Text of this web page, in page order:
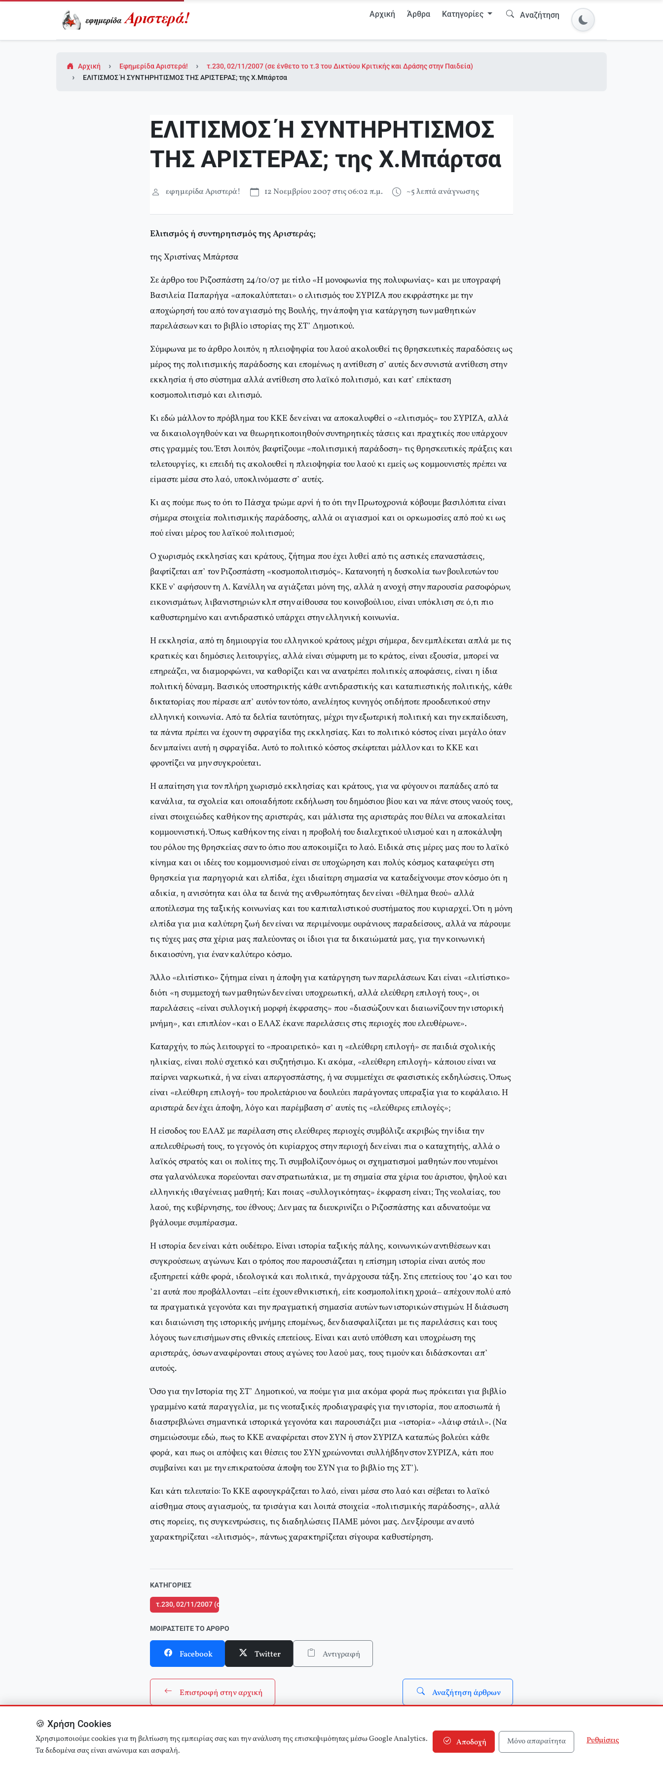
Αρχική Άρθρα Κατηγορίες Αναζήτηση
Αρχική Εφημερίδα Αριστερά!
τ.230, 02/11/2007 (σε ένθετο το τ.3 του Δικτύου Κριτικής και Δράσης στην Παιδεία)
ΕΛΙΤΙΣΜΟΣ Ή ΣΥΝΤΗΡΗΤΙΣΜΟΣ ΤΗΣ ΑΡΙΣΤΕΡΑΣ; της Χ.Μπάρτσα
ΕΛΙΤΙΣΜΟΣ Ή ΣΥΝΤΗΡΗΤΙΣΜΟΣ
ΤΗΣ ΑΡΙΣΤΕΡΑΣ; της Χ.Μπάρτσα
εφημερίδα Αριστερά! 12 Νοεμβρίου 2007 στις 06:02 π.μ. ~5 λεπτά ανάγνωσης
Ελιτισμός ή συντηρητισμός της Αριστεράς;
της Χριστίνας Μπάρτσα
Σε άρθρο του Ριζοσπάστη 24/10/07 με τίτλο «Η μονοφωνία της πολυφωνίας» και με υπογραφή
Βασιλεία Παπαρήγα «αποκαλύπτεται» ο ελιτισμός του ΣΥΡΙΖΑ που εκφράστηκε με την
αποχώρησή του από τον αγιασμό της Βουλής, την άποψη για κατάργηση των μαθητικών
παρελάσεων και το βιβλίο ιστορίας της ΣΤ’ Δημοτικού.
Σύμφωνα με το άρθρο λοιπόν, η πλειοψηφία του λαού ακολουθεί τις θρησκευτικές παραδόσεις ως
μέρος της πολιτισμικής παράδοσης και επομένως η αντίθεση σ’ αυτές δεν συνιστά αντίθεση στην
εκκλησία ή στο σύστημα αλλά αντίθεση στο λαϊκό πολιτισμό, και κατ’ επέκταση
κοσμοπολιτισμό και ελιτισμό.
Κι εδώ μάλλον το πρόβλημα του ΚΚΕ δεν είναι να αποκαλυφθεί ο «ελιτισμός» του ΣΥΡΙΖΑ, αλλά
να δικαιολογηθούν και να θεωρητικοποιηθούν συντηρητικές τάσεις και πραχτικές που υπάρχουν
στις γραμμές του. Έτσι λοιπόν, βαφτίζουμε «πολιτισμική παράδοση» τις θρησκευτικές πράξεις και
τελετουργίες, κι επειδή τις ακολουθεί η πλειοψηφία του λαού κι εμείς ως κομμουνιστές πρέπει να
είμαστε μέσα στο λαό, υποκλινόμαστε σ’ αυτές.
Κι ας πούμε πως το ότι το Πάσχα τρώμε αρνί ή το ότι την Πρωτοχρονιά κόβουμε βασιλόπιτα είναι
σήμερα στοιχεία πολιτισμικής παράδοσης, αλλά οι αγιασμοί και οι ορκωμοσίες από πού κι ως
πού είναι μέρος του λαϊκού πολιτισμού;
Ο χωρισμός εκκλησίας και κράτους, ζήτημα που έχει λυθεί από τις αστικές επαναστάσεις,
βαφτίζεται απ’ τον Ριζοσπάστη «κοσμοπολιτισμός». Κατανοητή η δυσκολία των βουλευτών του
ΚΚΕ ν’ αφήσουν τη Λ. Κανέλλη να αγιάζεται μόνη της, αλλά η ανοχή στην παρουσία ρασοφόρων,
εικονισμάτων, λιβανιστηριών κλπ στην αίθουσα του κοινοβούλιου, είναι υπόκλιση σε ό,τι πιο
καθυστερημένο και αντιδραστικό υπάρχει στην ελληνική κοινωνία.
Η εκκλησία, από τη δημιουργία του ελληνικού κράτους μέχρι σήμερα, δεν εμπλέκεται απλά με τις
κρατικές και δημόσιες λειτουργίες, αλλά είναι σύμφυτη με το κράτος, είναι εξουσία, μπορεί να
επηρεάζει, να διαμορφώνει, να καθορίζει και να ανατρέπει πολιτικές αποφάσεις, είναι η ίδια
πολιτική δύναμη. Βασικός υποστηρικτής κάθε αντιδραστικής και καταπιεστικής πολιτικής, κάθε
δικτατορίας που πέρασε απ’ αυτόν τον τόπο, ανελέητος κυνηγός οτιδήποτε προοδευτικού στην
ελληνική κοινωνία. Από τα δελτία ταυτότητας, μέχρι την εξωτερική πολιτική και την εκπαίδευση,
τα πάντα πρέπει να έχουν τη σφραγίδα της εκκλησίας. Και το πολιτικό κόστος είναι μεγάλο όταν
δεν μπαίνει αυτή η σφραγίδα. Αυτό το πολιτικό κόστος σκέφτεται μάλλον και το ΚΚΕ και
φροντίζει να μην συγκρούεται.
Η απαίτηση για τον πλήρη χωρισμό εκκλησίας και κράτους, για να φύγουν οι παπάδες από τα
κανάλια, τα σχολεία και οποιαδήποτε εκδήλωση του δημόσιου βίου και να πάνε στους ναούς τους,
είναι στοιχειώδες καθήκον της αριστεράς, και μάλιστα της αριστεράς που θέλει να αποκαλείται
κομμουνιστική. Όπως καθήκον της είναι η προβολή του διαλεχτικού υλισμού και η αποκάλυψη
του ρόλου της θρησκείας σαν το όπιο που αποκοιμίζει το λαό. Ειδικά στις μέρες μας που το λαϊκό
κίνημα και οι ιδέες του κομμουνισμού είναι σε υποχώρηση και πολύς κόσμος καταφεύγει στη
θρησκεία για παρηγοριά και ελπίδα, έχει ιδιαίτερη σημασία να καταδείχνουμε στον κόσμο ότι η
αδικία, η ανισότητα και όλα τα δεινά της ανθρωπότητας δεν είναι «θέλημα θεού» αλλά
αποτέλεσμα της ταξικής κοινωνίας και του καπιταλιστικού συστήματος που κυριαρχεί. Ότι η μόνη
ελπίδα για μια καλύτερη ζωή δεν είναι να περιμένουμε ουράνιους παραδείσους, αλλά να πάρουμε
τις τύχες μας στα χέρια μας παλεύοντας οι ίδιοι για τα δικαιώματά μας, για την κοινωνική
δικαιοσύνη, για έναν καλύτερο κόσμο.
Άλλο «ελιτίστικο» ζήτημα είναι η άποψη για κατάργηση των παρελάσεων. Και είναι «ελιτίστικο»
διότι «η συμμετοχή των μαθητών δεν είναι υποχρεωτική, αλλά ελεύθερη επιλογή τους», οι
παρελάσεις «είναι συλλογική μορφή έκφρασης» που «διασώζουν και διαιωνίζουν την ιστορική
μνήμη», και επιπλέον «και ο ΕΛΑΣ έκανε παρελάσεις στις περιοχές που ελευθέρωνε».
Καταρχήν, το πώς λειτουργεί το «προαιρετικό» και η «ελεύθερη επιλογή» σε παιδιά σχολικής
ηλικίας, είναι πολύ σχετικό και συζητήσιμο. Κι ακόμα, «ελεύθερη επιλογή» κάποιου είναι να
παίρνει ναρκωτικά, ή να είναι απεργοσπάστης, ή να συμμετέχει σε φασιστικές εκδηλώσεις. Όπως
είναι «ελεύθερη επιλογή» του προλετάριου να δουλεύει παράγοντας υπεραξία για το κεφάλαιο. Η
αριστερά δεν έχει άποψη, λόγο και παρέμβαση σ’ αυτές τις «ελεύθερες επιλογές»;
Η είσοδος του ΕΛΑΣ με παρέλαση στις ελεύθερες περιοχές συμβόλιζε ακριβώς την ίδια την
απελευθέρωσή τους, το γεγονός ότι κυρίαρχος στην περιοχή δεν είναι πια ο καταχτητής, αλλά ο
λαϊκός στρατός και οι πολίτες της. Τι συμβολίζουν όμως οι σχηματισμοί μαθητών που ντυμένοι
στα γαλανόλευκα πορεύονται σαν στρατιωτάκια, με τη σημαία στα χέρια του άριστου, ψηλού και
ελληνικής ιθαγένειας μαθητή; Και ποιας «συλλογικότητας» έκφραση είναι; Της νεολαίας, του
λαού, της κυβέρνησης, του έθνους; Δεν μας τα διευκρινίζει ο Ριζοσπάστης και αδυνατούμε να
βγάλουμε συμπέρασμα.
Η ιστορία δεν είναι κάτι ουδέτερο. Είναι ιστορία ταξικής πάλης, κοινωνικών αντιθέσεων και
συγκρούσεων, αγώνων. Και ο τρόπος που παρουσιάζεται η επίσημη ιστορία είναι αυτός που
εξυπηρετεί κάθε φορά, ιδεολογικά και πολιτικά, την άρχουσα τάξη. Στις επετείους του ‘40 και του
’21 αυτά που προβάλλονται –είτε έχουν εθνικιστική, είτε κοσμοπολίτικη χροιά– απέχουν πολύ από
τα πραγματικά γεγονότα και την πραγματική σημασία αυτών των ιστορικών στιγμών. Η διάσωση
και διαιώνιση της ιστορικής μνήμης επομένως, δεν διασφαλίζεται με τις παρελάσεις και τους
λόγους των επισήμων στις εθνικές επετείους. Είναι και αυτό υπόθεση και υποχρέωση της
αριστεράς, όσων αναφέρονται στους αγώνες του λαού μας, τους τιμούν και διδάσκονται απ’
αυτούς.
Όσο για την Ιστορία της ΣΤ’ Δημοτικού, να πούμε για μια ακόμα φορά πως πρόκειται για βιβλίο
γραμμένο κατά παραγγελία, με τις νεοταξικές προδιαγραφές για την ιστορία, που αποσιωπά ή
διαστρεβλώνει σημαντικά ιστορικά γεγονότα και παρουσιάζει μια «ιστορία» «λάιφ στάιλ». (Να
σημειώσουμε εδώ, πως το ΚΚΕ αναφέρεται στον ΣΥΝ ή στον ΣΥΡΙΖΑ καταπώς βολεύει κάθε
φορά, και πως οι απόψεις και θέσεις του ΣΥΝ χρεώνονται συλλήβδην στον ΣΥΡΙΖΑ, κάτι που
συμβαίνει και με την επικρατούσα άποψη του ΣΥΝ για το βιβλίο της ΣΤ’).
Και κάτι τελευταίο: Το ΚΚΕ αφουγκράζεται το λαό, είναι μέσα στο λαό και σέβεται το λαϊκό
αίσθημα στους αγιασμούς, τα τρισάγια και λοιπά στοιχεία «πολιτισμικής παράδοσης», αλλά
στις πορείες, τις συγκεντρώσεις, τις διαδηλώσεις ΠΑΜΕ μόνοι μας. Δεν ξέρουμε αν αυτό
χαρακτηρίζεται «ελιτισμός», πάντως χαρακτηρίζεται σίγουρα καθυστέρηση.
ΚΑΤΗΓΟΡΊΕΣ
τ.230, 02/11/2007 (σε ένθετο το τ.3 του Δικτύου Κριτικής και Δράσης στην Παιδεία)
ΜΟΙΡΑΣΤΕΊΤΕ ΤΟ ΆΡΘΡΟ
Facebook Twitter Αντιγραφή
Επιστροφή στην αρχική Αναζήτηση άρθρων
🍪 Χρήση Cookies
Χρησιμοποιούμε cookies για τη βελτίωση της εμπειρίας σας και την ανάλυση της επισκεψιμότητας μέσω Google Analytics.
Τα δεδομένα σας είναι ανώνυμα και ασφαλή.
Αποδοχή Μόνο απαραίτητα Ρυθμίσεις